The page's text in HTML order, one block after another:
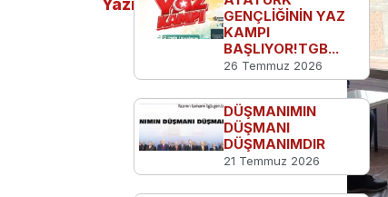
Yazılar
GENÇLİĞİNİN YAZ
KAMPI
BAŞLIYOR!TGB...
26 Temmuz 2026
DÜŞMANIMIN
DÜŞMANI
DÜŞMANIMDIR
21 Temmuz 2026